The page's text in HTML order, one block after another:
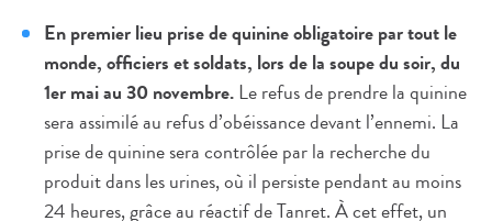
En premier lieu prise de quinine obligatoire par tout le
monde, officiers et soldats, lors de la soupe du soir, du
1er mai au 30 novembre.Le refus de prendre la quinine
sera assimilé au refus d’obéissance devant l’ennemi. La
prise de quinine sera contrôlée par la recherche du
produit dans les urines, où il persiste pendant au moins
24 heures, grâce au réactif de Tanret. À cet effet, un